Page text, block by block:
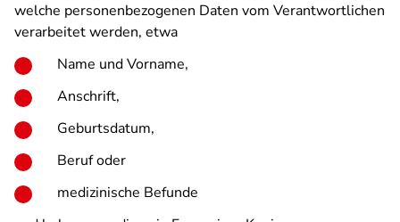
welche personenbezogenen Daten vom Verantwortlichen
verarbeitet werden, etwa
Name und Vorname,
Anschrift,
Geburtsdatum,
Beruf oder
medizinische Befunde